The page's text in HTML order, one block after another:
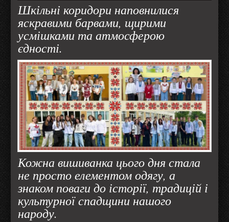
Шкільні коридори наповнилися
яскравими барвами, щирими
усмішками та атмосферою
єдності.
Кожна вишиванка цього дня стала
не просто елементом одягу, а
знаком поваги до історії, традицій і
культурної спадщини нашого
народу.